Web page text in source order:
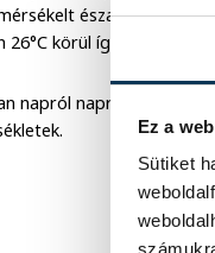
Ez a
Sütiket
északnyugati
26°C körül ígérkezik.
napról napra erősödik a